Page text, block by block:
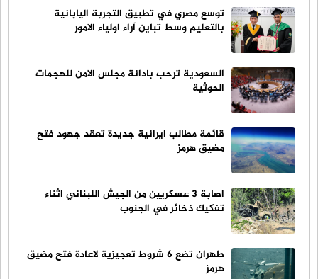
توسع مصري في تطبيق التجربة اليابانية
بالتعليم وسط تباين آراء اولياء الامور
السعودية ترحب بادانة مجلس الامن للهجمات
الحوثية
قائمة مطالب ايرانية جديدة تعقد جهود فتح
مضيق هرمز
اصابة ٣ عسكريين من الجيش اللبناني اثناء
تفكيك ذخائر في الجنوب
طهران تضع 6 شروط تعجيزية لاعادة فتح مضيق
هرمز